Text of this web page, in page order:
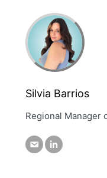
Silvia Barrios
Regional Manager